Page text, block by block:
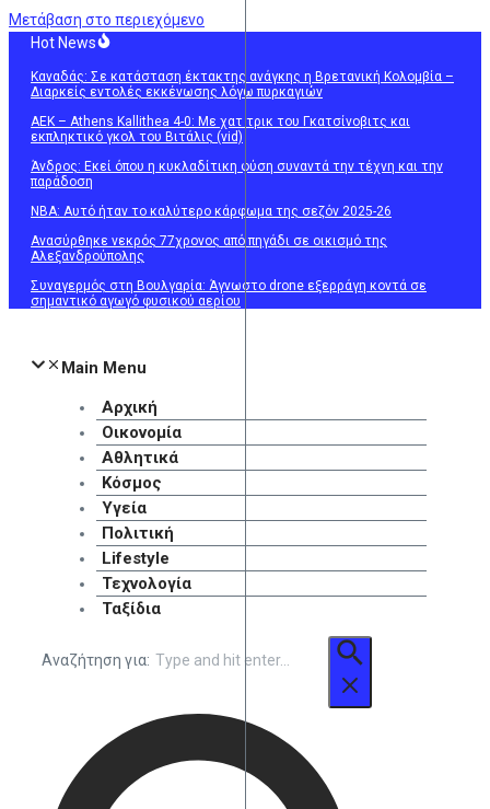
Μετάβαση στο περιεχόμενο
Hot News
Καναδάς: Σε κατάσταση έκτακτης ανάγκης η Βρετανική Κολομβία –
Διαρκείς εντολές εκκένωσης λόγω πυρκαγιών
ΑΕΚ – Athens Kallithea 4-0: Με χατ τρικ του Γκατσίνοβιτς και
εκπληκτικό γκολ του Βιτάλις (vid)
Άνδρος: Εκεί όπου η κυκλαδίτικη φύση συναντά την τέχνη και την
παράδοση
NBA: Αυτό ήταν το καλύτερο κάρφωμα της σεζόν 2025-26
Ανασύρθηκε νεκρός 77χρονος από πηγάδι σε οικισμό της
Αλεξανδρούπολης
Συναγερμός στη Βουλγαρία: Άγνωστο drone εξερράγη κοντά σε
σημαντικό αγωγό φυσικού αερίου
Main Menu
Αρχική
Οικονομία
Αθλητικά
Κόσμος
Υγεία
Πολιτική
Lifestyle
Τεχνολογία
Ταξίδια
Αναζήτηση για: